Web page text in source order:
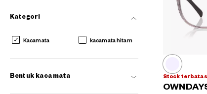
Kategori
Kacamata kacamata hitam
Bentuk kacamata Stock
AR 3D